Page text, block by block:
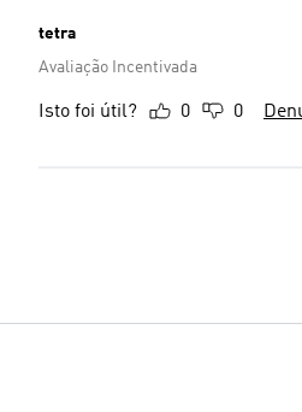
tetra
Avaliação Incentivada
Isto foi útil? 0 0